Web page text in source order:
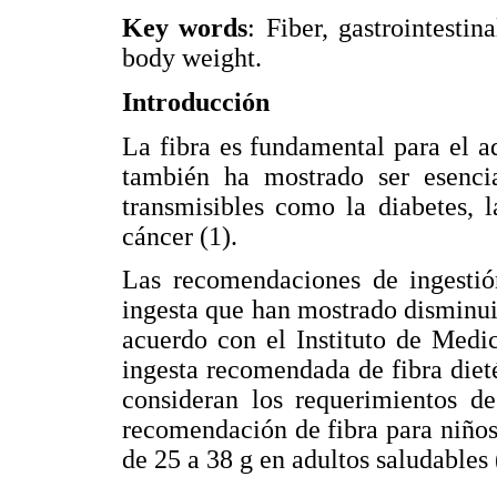
Key words: Fiber,
body weight.
Introducción
La fibra es fundamental para el
también ha mostrado ser
transmisibles como la diabetes,
cáncer (1).
Las recomendaciones de
ingesta que han mostrado
acuerdo con el Instituto de
ingesta recomendada de fibra
consideran los requerimientos
recomendación de fibra para
de 25 a 38 g en adultos saludables